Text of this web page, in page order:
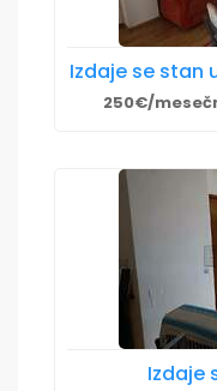
Izdaje se stan
250€/
Izdaje